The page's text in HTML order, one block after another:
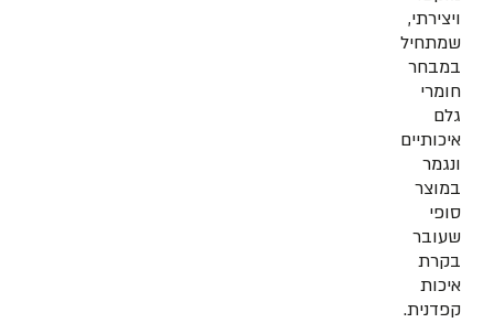
ויצירתי,
שמתחיל
במבחר
חומרי
גלם
איכותיים
ונגמר
במוצר
סופי
שעובר
בקרת
איכות
קפדנית.